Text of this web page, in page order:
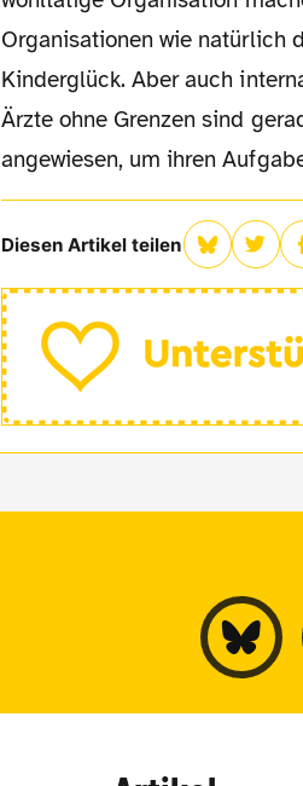
Organisationen wie natürlich
Kinderglück. Aber auch
Ärzte ohne Grenzen sind
angewiesen, um ihren
Diesen Artikel teilen